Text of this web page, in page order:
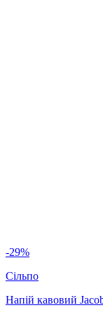
-29%
Сільпо
Напій кавовий